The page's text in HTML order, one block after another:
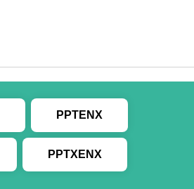
PPTENX
PPTXENX